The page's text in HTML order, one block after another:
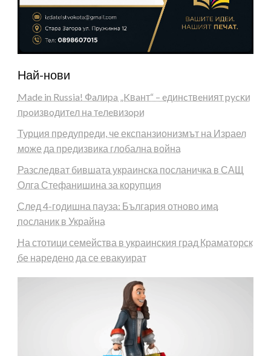
Най-нови
Made in Russia! Фaлиpa „Kвaнт“ – eдинcтвeният pycĸи
пpoизвoдитeл нa тeлeвизopи
Турция предупреди, че експанзионизмът на Израел
може да предизвика глобална война
Разследват бившата украинска посланичка в САЩ
Олга Стефанишина за корупция
След 4-годишна пауза: България отново има
посланик в Украйна
На стотици семейства в украинския град Краматорск
бе наредено да се евакуират